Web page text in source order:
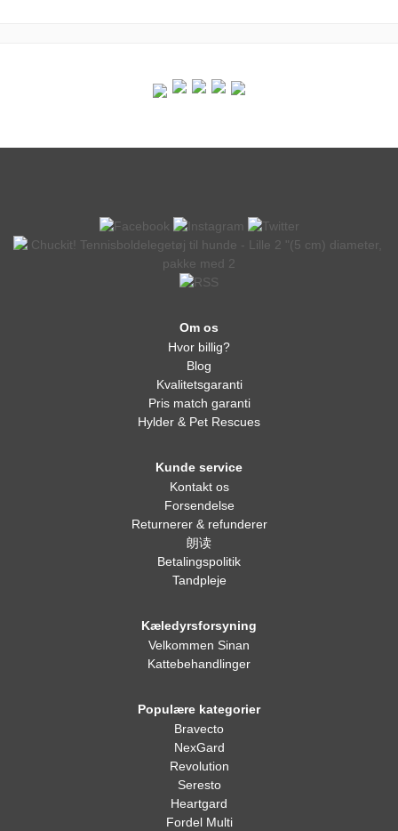
Om os
Hvor billig?
Blog
Kvalitetsgaranti
Pris match garanti
Hylder & Pet Rescues
Kunde service
Kontakt os
Forsendelse
Returnerer & refunderer
朗读
Betalingspolitik
Tandpleje
Kæledyrsforsyning
Velkommen Sinan
Kattebehandlinger
Populære kategorier
Bravecto
NexGard
Revolution
Seresto
Heartgard
Fordel Multi